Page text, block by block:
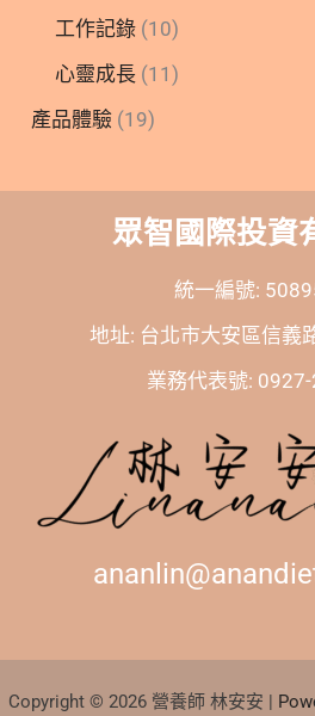
工作記錄 (10)
心靈成長 (11)
產品體驗 (19)
眾智國際投資
統一編號:
地址: 台北市大安區信義
業務代表號:
Copyright © 2026 營養師 林安安 |